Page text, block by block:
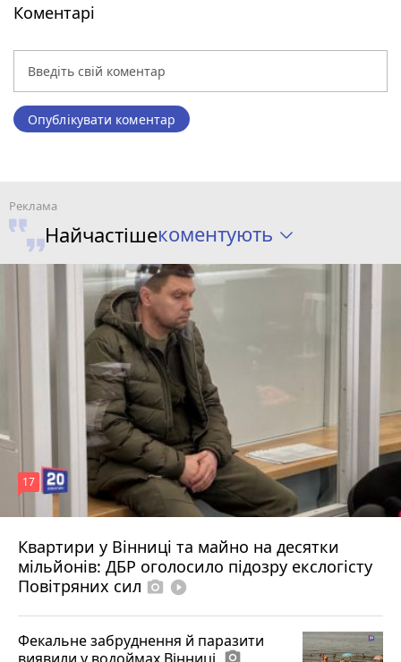
Коментарі
Опублікувати коментар
Найчастішекоментують
Квартири у Вінниці та майно на десятки
мільйонів: ДБР оголосило підозру екслогісту
Повітряних сил photo_camera play_circle_filled
17
6 серпня 2026 р.
Фекальне забруднення й паразити
виявили у водоймах Вінниці photo_camera